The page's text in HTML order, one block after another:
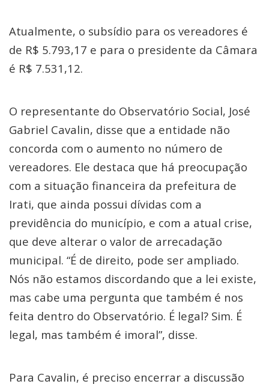
Atualmente, o subsídio para os vereadores é
de R$ 5.793,17 e para o presidente da Câmara
é R$ 7.531,12.
O representante do Observatório Social, José
Gabriel Cavalin, disse que a entidade não
concorda com o aumento no número de
vereadores. Ele destaca que há preocupação
com a situação financeira da prefeitura de
Irati, que ainda possui dívidas com a
previdência do município, e com a atual crise,
que deve alterar o valor de arrecadação
municipal. “É de direito, pode ser ampliado.
Nós não estamos discordando que a lei existe,
mas cabe uma pergunta que também é nos
feita dentro do Observatório. É legal? Sim. É
legal, mas também é imoral”, disse.
Para Cavalin, é preciso encerrar a discussão